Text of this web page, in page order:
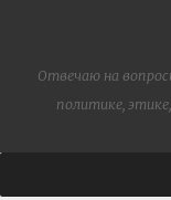
Отвечаю на
политике,